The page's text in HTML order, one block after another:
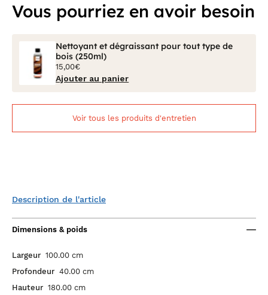
Vous pourriez en avoir besoin
Nettoyant et dégraissant pour tout type de
bois (250ml)
15,00€
Ajouter au panier
Voir tous les produits d'entretien
Description de l'article
Dimensions & poids
Largeur 100.00 cm
Profondeur 40.00 cm
Hauteur 180.00 cm